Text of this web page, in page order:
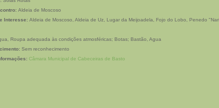
Aldeia de Moscoso
Interesse: Aldeia de Moscoso, Aldeia de Uz, Lugar da Meijoadela, Fojo do Lobo, Penedo
Roupa adequada às condições atmosféricas; Botas; Bastão, Agua
Sem reconhecimento
Câmara Municipal de Cabeceiras de Basto